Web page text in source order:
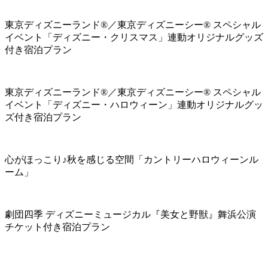
東京ディズニーランド®／東京ディズニーシー® スペシャル
イベント「ディズニー・クリスマス」連動オリジナルグッズ
付き宿泊プラン
東京ディズニーランド®／東京ディズニーシー® スペシャル
イベント「ディズニー・ハロウィーン」連動オリジナルグッ
ズ付き宿泊プラン
心がほっこり♪秋を感じる空間「カントリーハロウィーンル
ーム」
劇団四季 ディズニーミュージカル『美女と野獣』舞浜公演
チケット付き宿泊プラン